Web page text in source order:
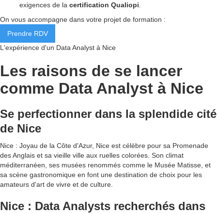
exigences de la certification Qualiopi
On vous accompagne dans votre projet de formation :
Prendre RDV
L'expérience d'un Data Analyst à Nice
Les raisons de se lancer
comme Data Analyst à Nice
Se perfectionner dans la splendide cité
de Nice
Nice : Joyau de la Côte d'Azur, Nice est célèbre pour sa Promenade
des Anglais et sa vieille ville aux ruelles colorées. Son climat
méditerranéen, ses musées renommés comme le Musée Matisse, et
sa scène gastronomique en font une destination de choix pour les
amateurs d'art de vivre et de culture.
Nice : Data Analysts recherchés dans